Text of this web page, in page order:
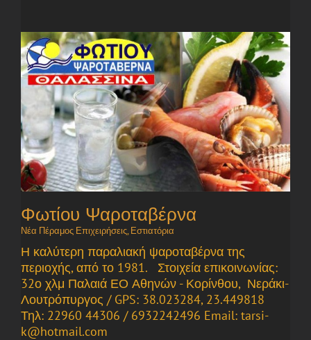
Φωτίου Ψαροταβέρνα
Νέα Πέραμος Επιχειρήσεις, Εστιατόρια
Η καλύτερη παραλιακή ψαροταβέρνα της
περιοχής, από το 1981. Στοιχεία επικοινωνίας:
32ο χλμ Παλαιά ΕΟ Αθηνών - Κορίνθου, Νεράκι-
Λουτρόπυργος / GPS: 38.023284, 23.449818
Τηλ: 22960 44306 / 6932242496 Email: tarsi-
k@hotmail.com